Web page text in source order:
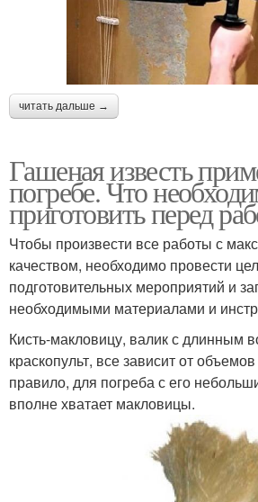
читать дальше →
Гашеная известь
погребе. Что
приготовить перед
Чтобы произвести все работы с
качеством, необходимо провести
подготовительных мероприятий и
необходимыми материалами и
Кисть-макловицу, валик с длинным
краскопульт, все зависит от
правило, для погреба с его
вполне хватает макловицы.